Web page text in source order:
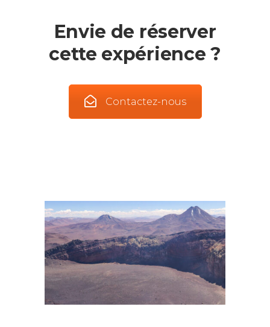
Envie de réserver
cette expérience ?
Contactez-nous